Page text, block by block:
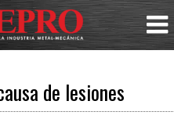
de lesiones